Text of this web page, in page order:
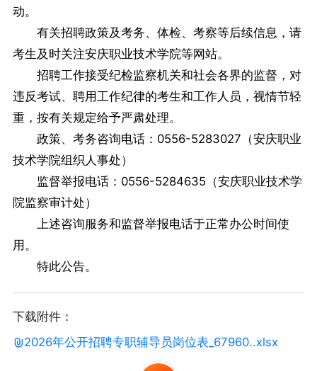
动。
有关招聘政策及考务、体检、考察等后续信息，请
考生及时关注安庆职业技术学院等网站。
招聘工作接受纪检监察机关和社会各界的监督，对
违反考试、聘用工作纪律的考生和工作人员，视情节轻
重，按有关规定给予严肃处理。
政策、考务咨询电话：0556-5283027（安庆职业
技术学院组织人事处）
监督举报电话：0556-5284635（安庆职业技术学
院监察审计处）
上述咨询服务和监督举报电话于正常办公时间使
用。
特此公告。
下载附件：
2026年公开招聘专职辅导员岗位表_67960..xlsx